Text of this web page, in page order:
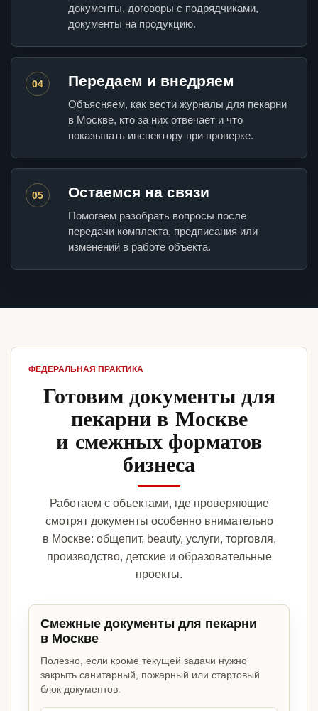
документы, договоры с подрядчиками,
документы на продукцию.
04 Передаем и внедряем
Объясняем, как вести журналы для пекарни
в Москве, кто за них отвечает и что
показывать инспектору при проверке.
05 Остаемся на связи
Помогаем разобрать вопросы после
передачи комплекта, предписания или
изменений в работе объекта.
ФЕДЕРАЛЬНАЯ ПРАКТИКА
Готовим документы для
пекарни в Москве
и смежных форматов
бизнеса
Работаем с объектами, где проверяющие
смотрят документы особенно внимательно
в Москве: общепит, beauty, услуги, торговля,
производство, детские и образовательные
проекты.
Смежные документы для пекарни
в Москве
Полезно, если кроме текущей задачи нужно
закрыть санитарный, пожарный или стартовый
блок документов.